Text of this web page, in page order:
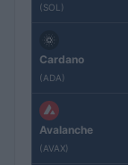
(SOL)
Cardano
(ADA)
Avalanche
(AVAX)